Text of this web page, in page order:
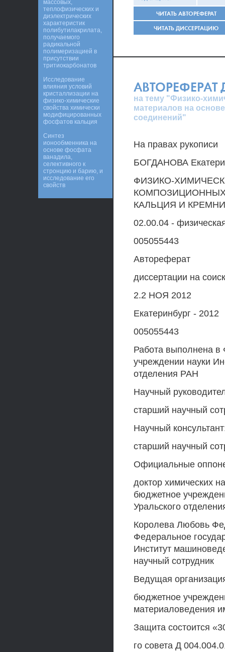
ЧИТАТЬ АВТОРЕФЕРАТ
ЧИТАТЬ ДИССЕРТАЦИЮ
АВТОРЕФЕРАТ
на тему "Физико-
материалов на
соединений"
На правах рукописи
БОГДАНОВА
ФИЗИКО-
КАЛЬЦИЯ И
02.00.04 -
005055443
Автореферат
диссертации на
2.2 НОЯ 2012
Екатеринбург - 2012
005055443
Работа выполнена в
учреждении науки
отделения РАН
Научный
старший научный
Научный
старший научный
Официальные
доктор химических
бюджетное
Уральского
Королева Любовь
Федеральное
Институт
научный сотрудник
Ведущая
бюджетное
материаловедения
Защита состоится
го совета Д
массовых,
теплофизических и
диэлектрических
характеристик
полибутилакрилата,
получаемого
радикальной
полимеризацией в
присутствии
тритиокарбонатов
Исследование
влияния условий
кристаллизации на
физико-химические
свойства химически
модифицированных
фосфатов кальция
Синтез
ионообменника на
основе фосфата
ванадила,
селективного к
стронцию и барию, и
исследование его
свойств